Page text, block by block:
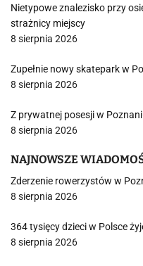
Nietypowe znalezisko przy
strażnicy miejscy
8 sierpnia 2026
Zupełnie nowy skatepark w
8 sierpnia 2026
Z prywatnej posesji w
8 sierpnia 2026
NAJNOWSZE
Zderzenie rowerzystów w
8 sierpnia 2026
364 tysięcy dzieci w Polsce
8 sierpnia 2026